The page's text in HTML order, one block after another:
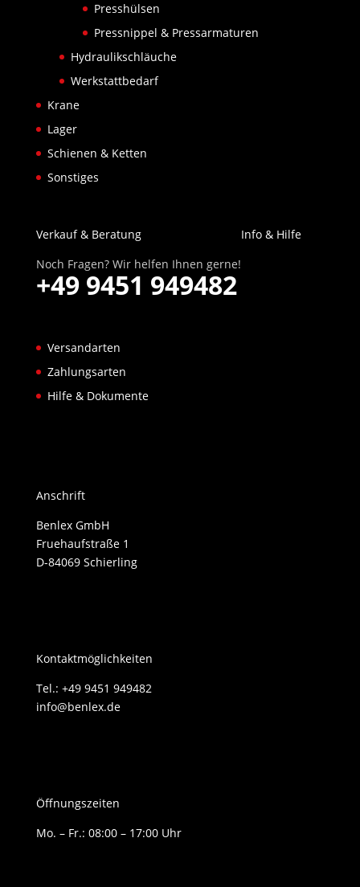
Presshülsen
Pressnippel & Pressarmaturen
Hydraulikschläuche
Werkstattbedarf
Krane
Lager
Schienen & Ketten
Sonstiges
Verkauf & Beratung
Noch Fragen? Wir helfen Ihnen gerne!
+49 9451 949482
Info & Hilfe
Versandarten
Zahlungsarten
Hilfe & Dokumente
Anschrift
Benlex GmbH
Fruehaufstraße 1
D-84069 Schierling
Kontaktmöglichkeiten
Tel.: +49 9451 949482
info@benlex.de
Öffnungszeiten
Mo. – Fr.: 08:00 – 17:00 Uhr